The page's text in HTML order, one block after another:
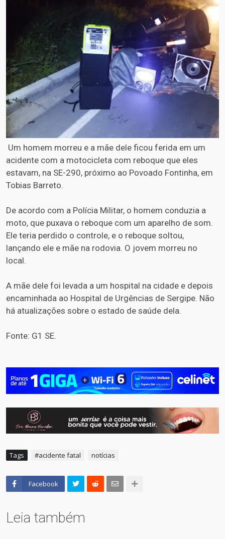
Um homem morreu e a mãe dele ficou ferida em um
acidente com a motocicleta com reboque que eles
estavam, na SE-290, próximo ao Povoado Fontinha, em
Tobias Barreto.
De acordo com a Polícia Militar, o homem conduzia a
moto, que puxava o reboque com um aparelho de som.
Ele teria perdido o controle, e o reboque soltou,
lançando ele e mãe na rodovia. O jovem morreu no
local.
A mãe dele foi levada a um hospital na cidade e depois
encaminhada ao Hospital de Urgências de Sergipe. Não
há atualizações sobre o estado de saúde dela.
Fonte: G1 SE.
Tags #acidente fatal notícias
Facebook
Leia também